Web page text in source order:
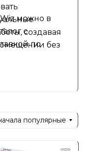
создавая
без
можно в
с
по
популярные